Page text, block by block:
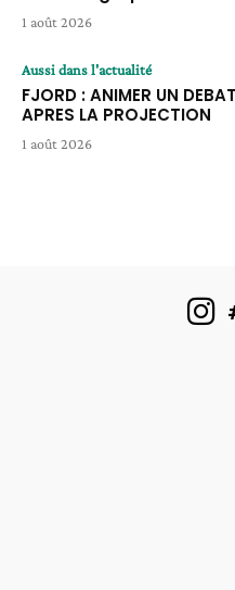
1 août 2026
Aussi dans l'actualité
FJORD : ANIMER UN DEBAT
APRES LA PROJECTION
1 août 2026